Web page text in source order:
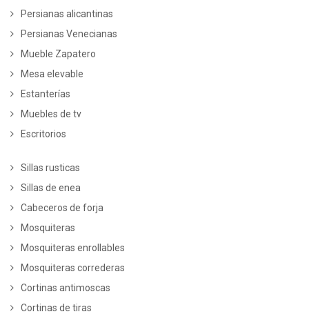
Persianas alicantinas
Persianas Venecianas
Mueble Zapatero
Mesa elevable
Estanterías
Muebles de tv
Escritorios
Sillas rusticas
Sillas de enea
Cabeceros de forja
Mosquiteras
Mosquiteras enrollables
Mosquiteras correderas
Cortinas antimoscas
Cortinas de tiras